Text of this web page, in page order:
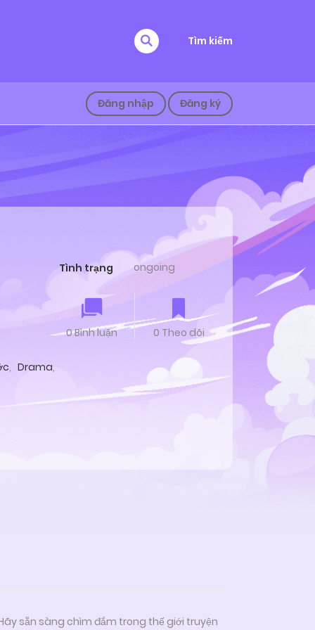
Tìm kiếm
Đăng nhập Đăng ký
, Drama,
Tình trạng ongoing
0 Bình luận 0 Theo dõi
sẵn sàng chìm đắm trong thế giới truyện